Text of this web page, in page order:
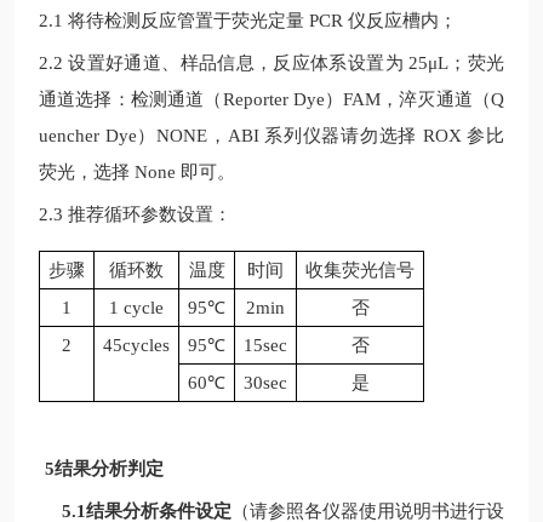
2.1 将待检测反应管置于荧光定量 PCR 仪反应槽内；
2.2 设置好通道、样品信息，反应体系设置为 25μL ；荧光
通道选择：检测通道（Reporter Dye） FAM，淬灭通道（Q
uencher Dye）NONE ， ABI 系列仪器请勿选择 ROX参比
荧光，选择 None 即可。
2.3 推荐循环参数设置：
步骤 循环数 温度 时间
收集荧光信号
1
1 cycle 95℃ 2min
否
2
45cycles 95℃ 15sec
否
60℃
30sec 是
5结果分析判定
5.1结果分析条件设定 （请参照各仪器使用说明书进行设